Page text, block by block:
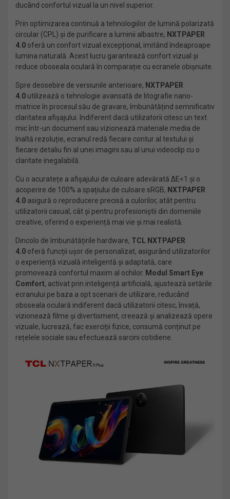
ducând confortul vizual la un nivel superior.
Prin optimizarea continuă a tehnologiilor de lumină polarizată
circular (CPL) și de purificare a luminii albastre, NXTPAPER
4.0 oferă un confort vizual excepțional, imitând îndeaproape
lumina naturală. Acest lucru garantează confort vizual și
reduce oboseala oculară în comparație cu ecranele obișnuite.
Spre deosebire de versiunile anterioare, NXTPAPER
4.0 utilizează o tehnologie avansată de litografie nano-
matrice în procesul său de gravare, îmbunătățind semnificativ
claritatea afișajului. Indiferent dacă utilizatorii citesc un text
mic într-un document sau vizionează materiale media de
înaltă rezoluție, ecranul redă fiecare contur al textului și
fiecare detaliu fin al unei imagini sau al unui videoclip cu o
claritate inegalabilă.
Cu o acuratețe a afișajului de culoare adevărată ΔE<1 și o
acoperire de 100% a spațiului de culoare sRGB, NXTPAPER
4.0 asigură o reproducere precisă a culorilor, atât pentru
utilizatorii casual, cât și pentru profesioniștii din domeniile
creative, oferind o experiență mai vie și mai realistă.
Dincolo de îmbunătățirile hardware, TCL NXTPAPER
4.0 oferă funcții ușor de personalizat, asigurând utilizatorilor
o experiență vizuală inteligentă și adaptată, care
promovează confortul maxim al ochilor. Modul Smart Eye
Comfort, activat prin inteligență artificială, ajustează setările
ecranului pe baza a opt scenarii de utilizare, reducând
oboseala oculară indiferent dacă utilizatorii citesc, învață,
vizionează filme și divertisment, creează și analizează opere
vizuale, lucrează, fac exerciții fizice, consumă conținut pe
rețelele sociale sau efectuează sarcini cotidiene.